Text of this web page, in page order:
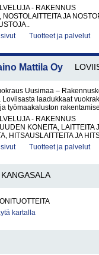
- RAKENNUS
NOSTOLAITTEITA JA
Tuotteet ja palvelut
Mattila Oy
Uusimaa –
Loviisasta laadukkaat
työmaakaluston
- RAKENNUS
KONEITA, LAITTEITA
HITSAUSLAITTEITA JA
Tuotteet ja palvelut
KANGASALA
kartalla